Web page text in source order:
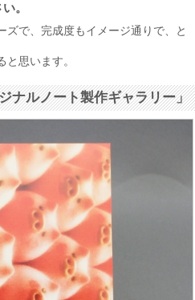
。
ズで、完成度もイメージ通りで、と
思います。
ナルノート製作ギャラリー」